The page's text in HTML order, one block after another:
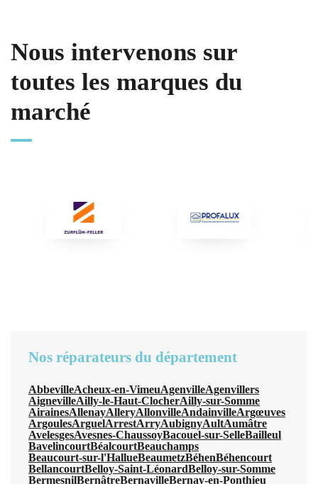
Nous intervenons sur
toutes les marques du
marché
Nos réparateurs du département
AbbevilleAcheux-en-VimeuAgenvilleAgenvillers
AignevilleAilly-le-Haut-ClocherAilly-sur-Somme
AirainesAllenayAlleryAllonvilleAndainvilleArgœuves
ArgoulesArguelArrestArryAubignyAultAumâtre
AvelesgesAvesnes-ChaussoyBacouel-sur-SelleBailleul
BavelincourtBéalcourtBeauchamps
Beaucourt-sur-l'HallueBeaumetzBéhenBéhencourt
BellancourtBelloy-Saint-LéonardBelloy-sur-Somme
BermesnilBernâtreBernavilleBernay-en-Ponthieu